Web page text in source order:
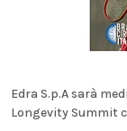
Edra S.p.A sarà
Longevity Summit